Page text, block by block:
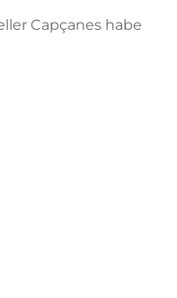
Capçanes habe